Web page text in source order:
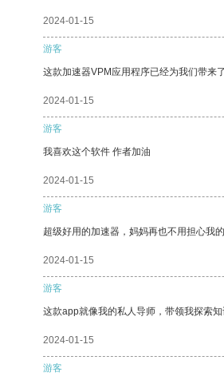
2024-01-15
游客
这款加速器VPM应用程序已经为我们带来
2024-01-15
游客
我喜欢这个软件 作者加油
2024-01-15
游客
超级好用的加速器，妈妈再也不用担心我
2024-01-15
游客
这款app就像我的私人导师，带领我探索知
2024-01-15
游客